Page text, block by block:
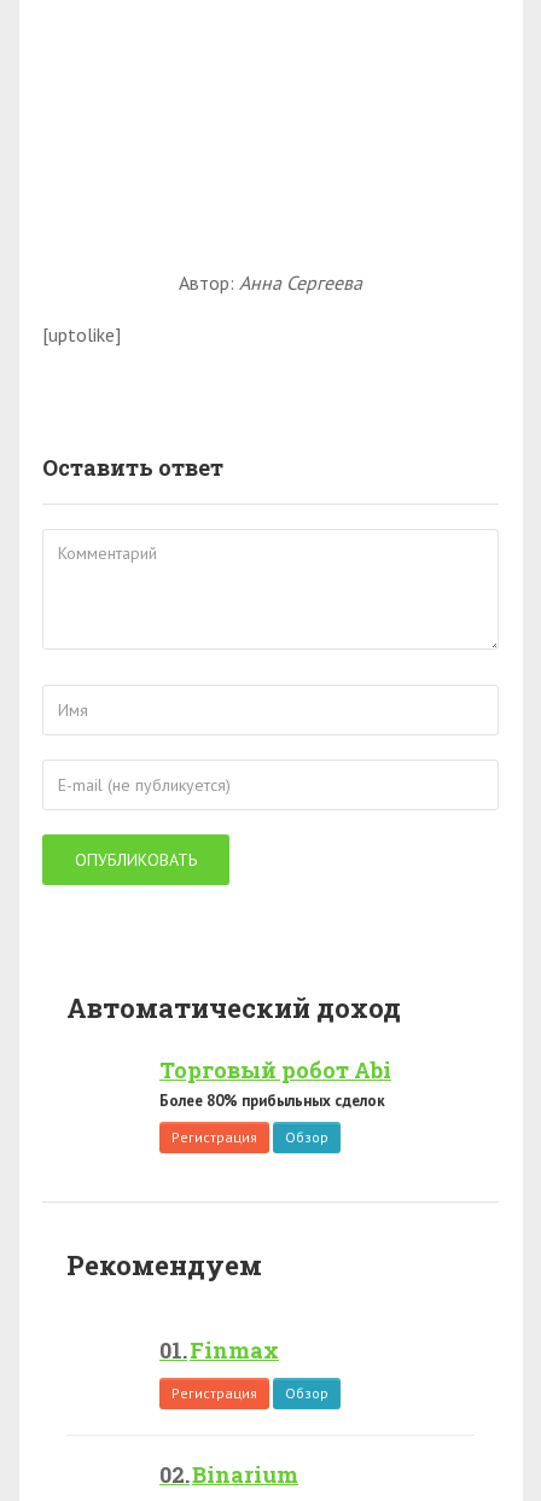
Автор: Анна Сергеева
[uptolike]
Оставить ответ
Автоматический доход
Торговый робот Abi
Более 80% прибыльных сделок
Регистрация Обзор
Рекомендуем
Finmax
Регистрация Обзор
Binarium